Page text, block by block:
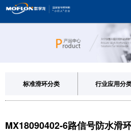
标准滑环分类 行业应用分
MX18090402-6路信号防水滑